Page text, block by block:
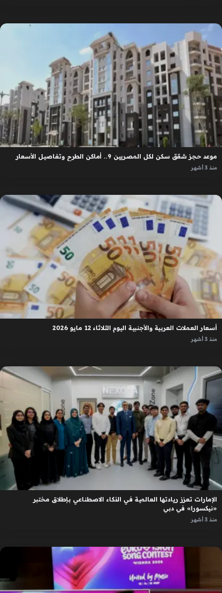
موعد حجز شقق سكن لكل المصريين 9.. أماكن الطرح وتفاصيل الأسعار
منذ 3 أشهر
أسعار العملات العربية والأجنبية اليوم الثلاثاء 12 مايو 2026
منذ 3 أشهر
الإمارات تعزز ريادتها العالمية في الذكاء الاصطناعي بإطلاق مختبر
«نيكسورا» في دبي
منذ 3 أشهر